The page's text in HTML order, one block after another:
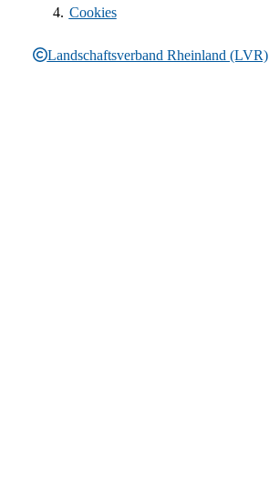
Landschaftsverband Rheinland (LVR)
Cookies